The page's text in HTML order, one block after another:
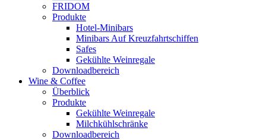
FRIDOM
Produkte
Hotel-Minibars
Minibars Auf Kreuzfahrtschiffen
Safes
Gekühlte Weinregale
Downloadbereich
Wine & Coffee
Überblick
Produkte
Gekühlte Weinregale
Milchkühlschränke
Downloadbereich